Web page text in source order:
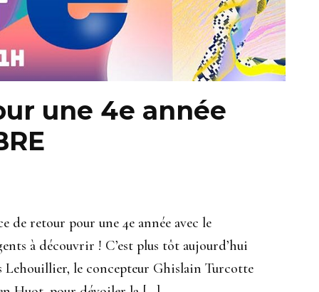
une 4e année
de retour pour une 4e année avec le
à découvrir ! C’est plus tôt aujourd’hui
Lehouillier, le concepteur Ghislain Turcotte